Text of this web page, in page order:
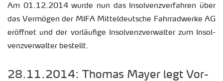
Am 01.12.2014 wurde nun das In­sol­venz­ver­fah­ren über
das Ver­mö­gen der MIFA Mit­tel­deut­sche Fahr­rad­wer­ke AG
er­öff­net und der vor­läu­fi­ge In­sol­venz­ver­wal­ter zum In­sol­
venz­ver­wal­ter be­stellt.
28.11.2014: Tho­mas Mayer legt Vor­